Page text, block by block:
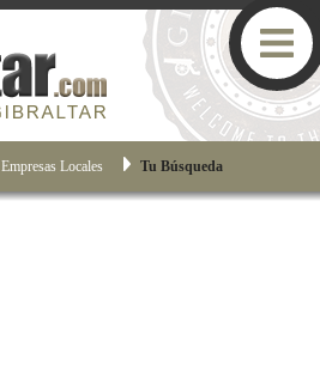
Empresas Locales Tu Búsqueda